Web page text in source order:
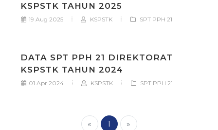
KSPSTK TAHUN 2025
19 Aug 2025 KSPSTK SPT PPH 21
DATA SPT PPH 21 DIREKTORAT
KSPSTK TAHUN 2024
01 Apr 2024 KSPSTK SPT PPH 21
« 1 »